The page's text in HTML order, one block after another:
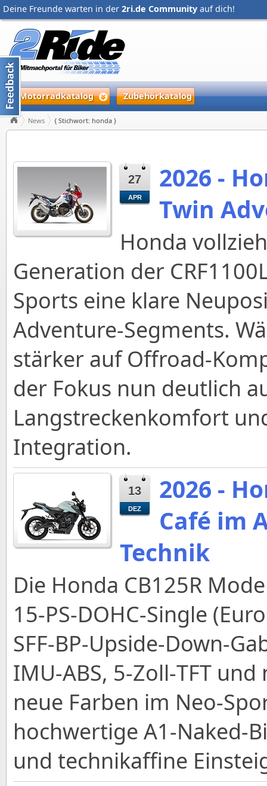
Deine Freunde warten in der 2ri.de Community auf dich!
Motorradkatalog Zubehörkatalog
News { Stichwort: honda }
27
APR
2026 -
Twin
Honda
Generation der
Sports eine klare
Adventure-Segments.
stärker auf Offroad-
der Fokus nun deutlich
Langstreckenkomfort
Integration.
13
DEZ
2026 -
Café im
Technik
Die Honda CB125R
15‑PS‑DOHC‑Single
IMU‑ABS, 5‑Zoll‑TFT
neue Farben im
hochwertige A1‑Naked-
und technikaffine